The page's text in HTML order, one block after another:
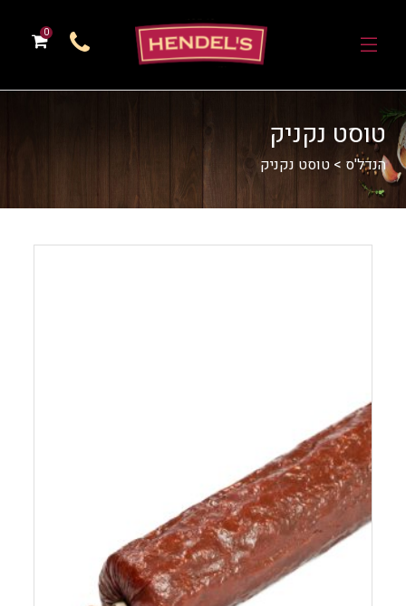
0
טוסט נקניק
הנדל'ס >טוסט נקניק